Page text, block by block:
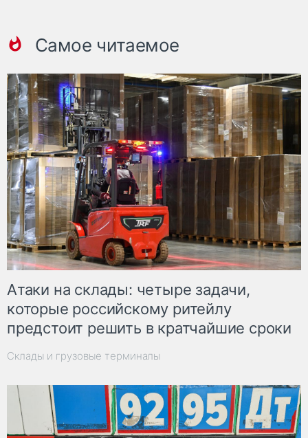
Самое читаемое
Атаки на склады: четыре задачи,
которые российскому ритейлу
предстоит решить в кратчайшие сроки
Склады и грузовые терминалы